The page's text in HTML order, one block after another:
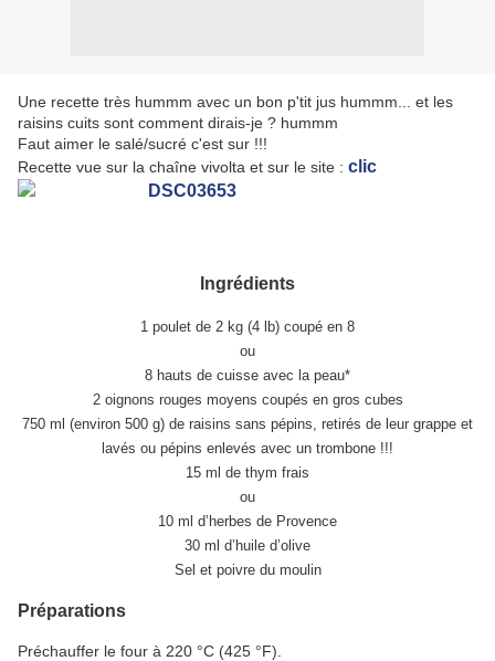
Une recette très hummm avec un bon p'tit jus hummm... et les
raisins cuits sont comment dirais-je ? hummm
Faut aimer le salé/sucré c'est sur !!!
Recette vue sur la chaîne vivolta et sur le site : clic
Ingrédients
1 poulet de 2 kg (4 lb) coupé en 8
ou
8 hauts de cuisse avec la peau*
2 oignons rouges moyens coupés en gros cubes
750 ml (environ 500 g) de raisins sans pépins, retirés de leur grappe et
lavés ou pépins enlevés avec un trombone !!!
15 ml de thym frais
ou
10 ml d’herbes de Provence
30 ml d’huile d’olive
Sel et poivre du moulin
Préparations
Préchauffer le four à 220 °C (425 °F).